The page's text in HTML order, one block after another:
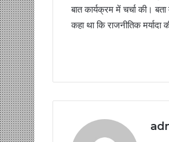
बात कार्यक्रम में चर्चा की।
कहा था कि राजनीतिक